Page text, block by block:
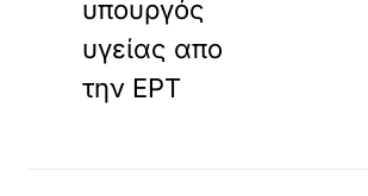
υπουργός
υγείας απο
την ΕΡΤ